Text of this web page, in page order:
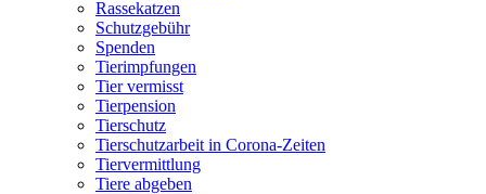
Rassekatzen
Schutzgebühr
Spenden
Tierimpfungen
Tier vermisst
Tierpension
Tierschutz
Tierschutzarbeit in Corona-Zeiten
Tiervermittlung
Tiere abgeben